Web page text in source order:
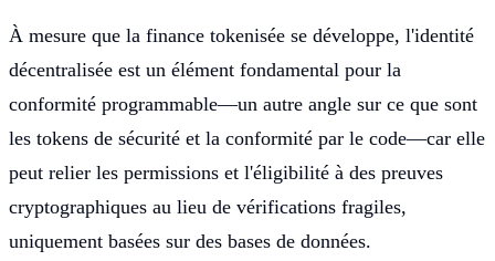
À mesure que la finance tokenisée se développe, l'identité
décentralisée est un élément fondamental pour la
conformité programmable—un autre angle sur ce que sont
les tokens de sécurité et la conformité par le code—car elle
peut relier les permissions et l'éligibilité à des preuves
cryptographiques au lieu de vérifications fragiles,
uniquement basées sur des bases de données.